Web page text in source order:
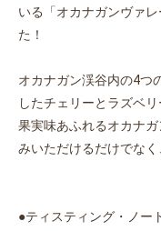
いる「オカナガンヴァ
た！
オカナガン渓谷内の4つ
したチェリーとラズベ
果実味あふれるオカナ
みいただけるだけでな
●ティスティング・ノー